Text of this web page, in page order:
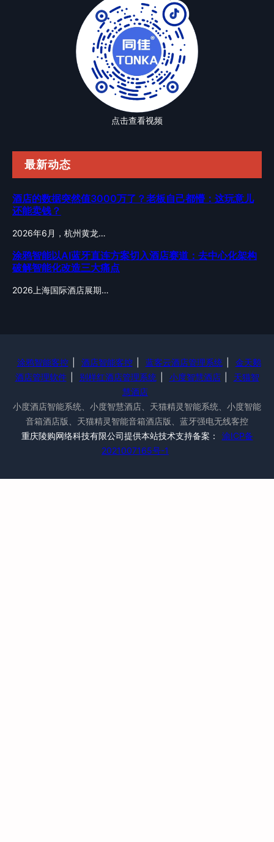
点击查看视频
最新动态
酒店的数据突然值3000万了？老板自己都懵：这玩意儿
还能卖钱？
2026年6月，杭州黄龙…
涂鸦智能以AI蓝牙直连方案切入酒店赛道：去中心化架构
破解智能化改造三大痛点
2026上海国际酒店展期…
涂鸦智能客控 酒店智能客控 蓝客云酒店管理系统
金天鹅
酒店管理软件
别样红酒店管理系统 小度智慧酒店
天猫智
慧酒店
小度酒店智能系统、小度智慧酒店、天猫精灵智能系统、小度智能
音箱酒店版、天猫精灵智能音箱酒店版、蓝牙强电无线客控
重庆陵购网络科技有限公司提供本站技术支持备案：
渝ICP备
2021007165号-1